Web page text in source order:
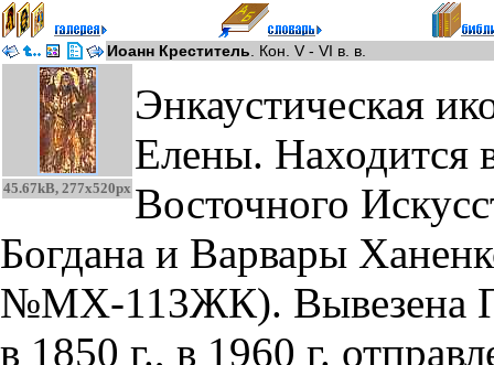
Иоанн Креститель . Кон. V - VI в. в.
45.67kB, 277x520px
Энкаустическая
Елены. Находится
Восточного
Богдана и Варвары
№МХ-113ЖК). Вывезена
в 1850 г., в 1960 г.